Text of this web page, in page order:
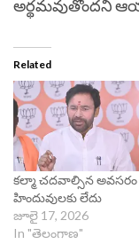
అర్థమవుతోందని
Related
కల్మా చదవాల్సిన అవసరం
హిందువులకు లేదు
జూలై 17, 2026
In "తెలంగాణ"